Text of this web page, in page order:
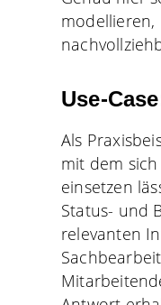
modellieren,
Use-
Als
mit dem
einsetzen
Status- und
relevanten